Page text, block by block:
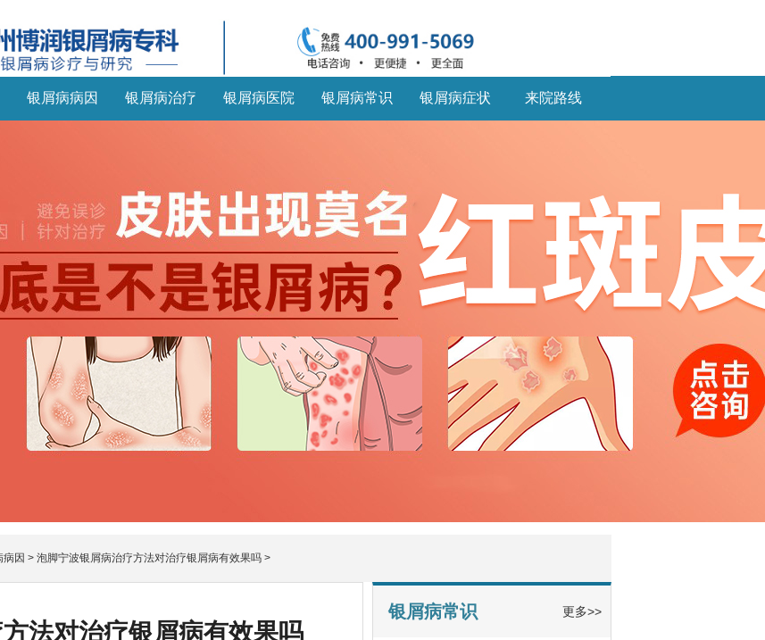
银屑病病因 银屑病治疗 银屑病医院 银屑病常识 银屑病症状 来院路线
病因 > 泡脚宁波银屑病治疗方法对治疗银屑病有效果吗 >
法对治疗银屑病有效果吗
银屑病常识 更多>>
银屑病这一复杂的皮肤病，
常常让患者们... [详细]